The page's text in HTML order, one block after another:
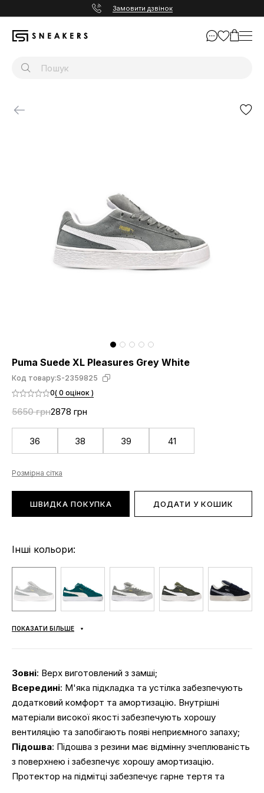
Замовити дзвінок
Puma Suede XL Pleasures Grey White
Код товару:S-2359825
0( 0 оцінок )
5650 грн2878 грн
36 38 39 41
Розмірна сітка
ШВИДКА ПОКУПКА ДОДАТИ У КОШИК
Інші кольори:
ПОКАЗАТИ БІЛЬШЕ
Зовні: Верх виготовлений з замші;
Всередині: М'яка підкладка та устілка забезпечують
додатковий комфорт та амортизацію. Внутрішні
матеріали високої якості забезпечують хорошу
вентиляцію та запобігають появі неприємного запаху;
Підошва: Підошва з резини має відмінну зчеплюваність
з поверхнею і забезпечує хорошу амортизацію.
Протектор на підмітці забезпечує гарне тертя та